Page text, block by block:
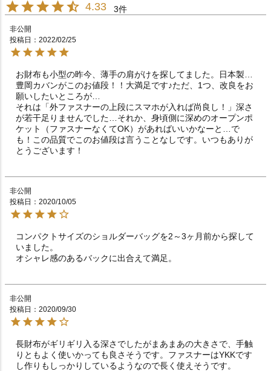
4.33 3
非公開
投稿日
2022/02/25
お財布も小型の昨今、薄手の肩がけを探してました。日本製…
豊岡カバンがこのお値段！！大満足です♪ただ、1つ、改良をお
願いしたいところが…
それは「外ファスナーの上段にスマホが入れば尚良し！」深さ
が若干足りませんでした…それか、身頃側に深めのオープンポ
ケット（ファスナーなくてOK）があればいいかなーと…で
も！この品質でこのお値段は言うことなしです。いつもありが
とうございます！
非公開
投稿日
2020/10/05
コンパクトサイズのショルダーバッグを2～3ヶ月前から探して
いました。
オシャレ感のあるバックに出合えて満足。
非公開
投稿日
2020/09/30
長財布がギリギリ入る深さでしたがまあまあの大きさで、手触
りともよく使いかっても良さそうです。ファスナーはYKKです
し作りもしっかりしているようなので長く使えそうです。